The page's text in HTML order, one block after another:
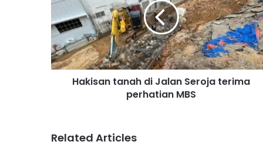
i
s
a
n
t
a
J
Hakisan tanah di Jalan Seroja terima
perhatian MBS
Related Articles